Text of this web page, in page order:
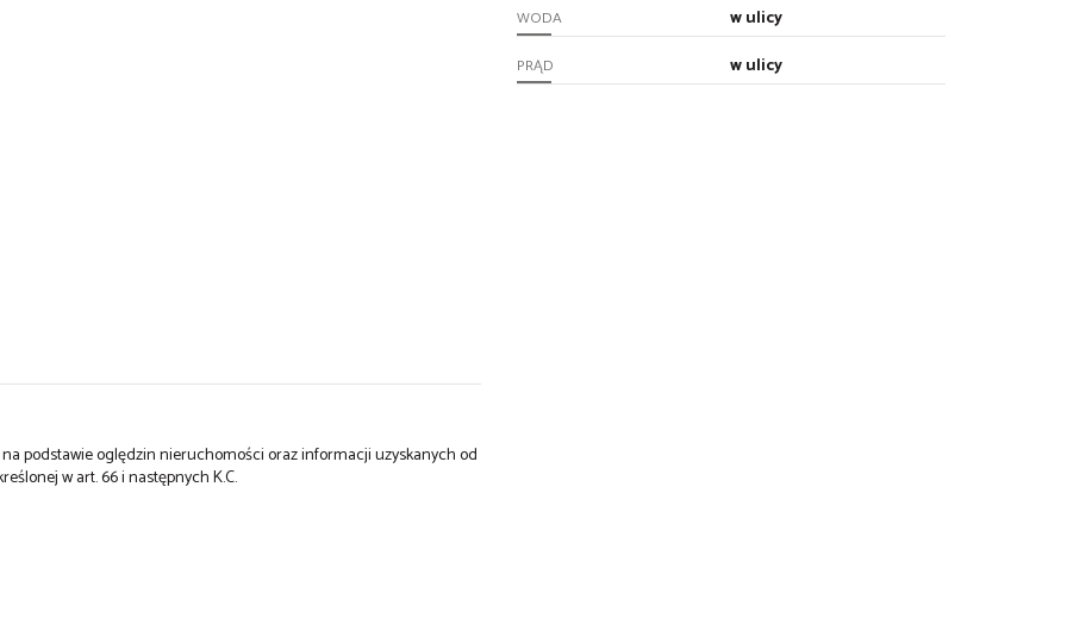
podstawie oględzin nieruchomości oraz informacji uzyskanych od
w art. 66 i następnych K.C.
WODA w ulicy
PRĄD w ulicy